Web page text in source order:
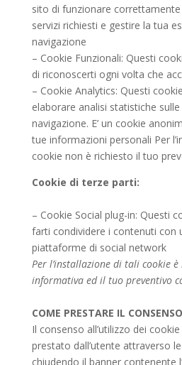
sito di funzionare correttamente
servizi richiesti e gestire la tua
navigazione
– Cookie Funzionali: Questi
di riconoscerti ogni volta che
– Cookie Analytics: Questi
elaborare analisi statistiche
navigazione. E’ un cookie
tue informazioni personali Per
cookie non è richiesto il tuo
Cookie di terze parti:
– Cookie Social plug-in: Questi
farti condividere i contenuti con
piattaforme di social network
Per l’installazione di tali cookie
informativa ed il tuo preventivo
COME PRESTARE IL
Il consenso all’utilizzo dei
prestato dall’utente attraverso
chiudendo il banner contenente